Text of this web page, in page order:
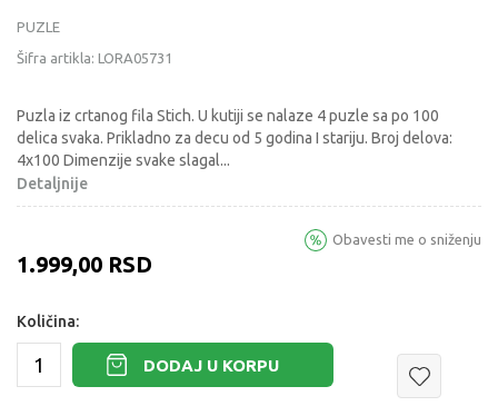
PUZLE
Šifra artikla: LORA05731
Puzla iz crtanog fila Stich. U kutiji se nalaze 4 puzle sa po 100
delica svaka. Prikladno za decu od 5 godina I stariju. Broj delova:
4x100 Dimenzije svake slagal...
Detaljnije
1.999,00 RSD
Obavesti me o sniženju
Količina:
DODAJ U KORPU